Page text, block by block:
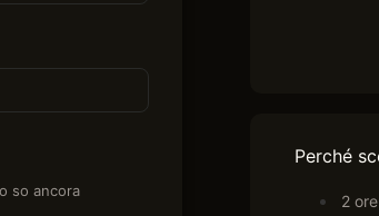
so ancora
Perché
2